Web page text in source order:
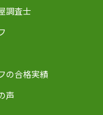
調査士
の合格実績
声